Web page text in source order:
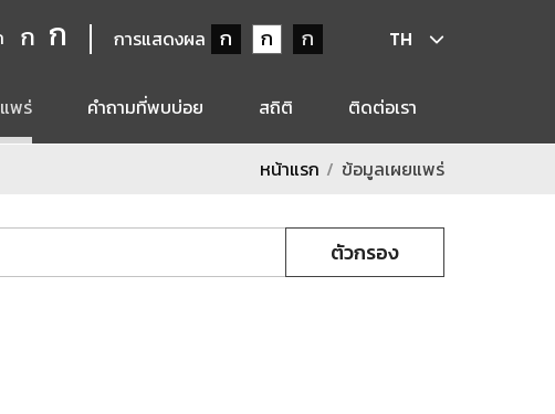
ก ก การแสดงผล ก ก ก TH
พร่ คำถามที่พบบ่อย สถิติ ติดต่อเรา
หน้าแรก ข้อมูลเผยแพร่
ตัวกรอง